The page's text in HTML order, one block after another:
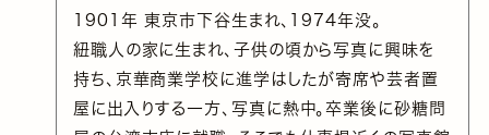
1901年 東京市下谷生まれ、1974年没。
紐職人の家に生まれ、子供の頃から写真に興味を
持ち、京華商業学校に進学はしたが寄席や芸者置
屋に出入りする一方、写真に熱中。卒業後に砂糖問